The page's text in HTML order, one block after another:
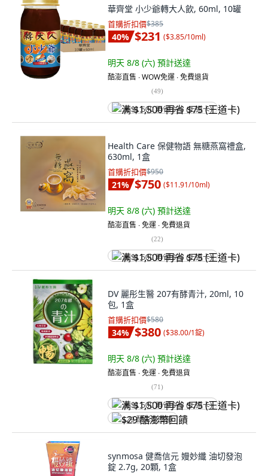
華齊堂 小少爺轉大人飲, 60ml, 10罐
首購折扣價$385
40% $231 ($3.85/10ml)
明天 8/8 (六) 預計送達
酷澎直售 ∙ WOW免運 ∙ 免費退貨
(49)
满 $1,500 再省 $75 (王道卡)
Health Care 保健物語 無糖燕窩禮盒,
630ml, 1盒
首購折扣價$950
21% $750 ($11.91/10ml)
明天 8/8 (六) 預計送達
酷澎直售 ∙ 免運 ∙ 免費退貨
(22)
满 $1,500 再省 $75 (王道卡)
DV 麗彤生醫 207有酵青汁, 20ml, 10
包, 1盒
首購折扣價$580
34% $380 ($38.00/1錠)
明天 8/8 (六) 預計送達
酷澎直售 ∙ 免運 ∙ 免費退貨
(71)
满 $1,500 再省 $75 (王道卡)
$29 酷澎幣回饋
synmosa 健喬信元 嫚妙纖 油切發泡
錠 2.7g, 20顆, 1盒